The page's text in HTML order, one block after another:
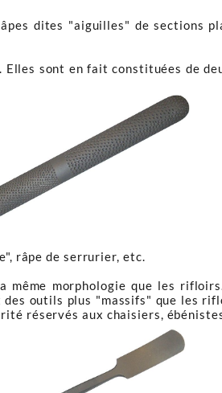
dites "aiguilles" de sections
sont en fait constituées de
râpe de serrurier, etc.
morphologie que les
outils plus "massifs" que les
réservés aux chaisiers,